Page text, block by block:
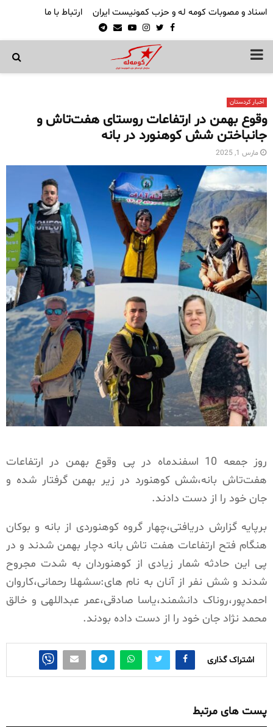
اسناد و مصوبات کومه له و حزب کمونیست ایران ارتباط با ما
Facebook
Twitter
Instagram
Youtube
Email
Telegram
PRIMARY
اخبار کردستان
وقوع بهمن در ارتفاعات روستای هفت‌تاش و
جانباختن شش کوهنورد در بانه
مارس 1, 2025
روز جمعه 10 اسفندماه در پی وقوع بهمن در ارتفاعات
هفت‌تاش بانه،شش کوهنورد در زیر بهمن گرفتار شده و
جان خود را از دست دادند.
برپایه گزارش دریافتی،چهار گروه کوهنوردی از بانه و بوکان
هنگام فتح ارتفاعات هفت تاش بانه دچار بهمن شدند و در
پی این حادثه شمار زیادی از کوهنوردان به شدت مجروح
شدند و شش نفر از آنان به نام های:سشهلا رحمانی،کاروان
احمدپور،روناک دانشمند،یاسا صادقی،عمر عبداللهی و خالق
محمد نژاد جان خود را از دست داده بودند.
اشتراک گذاری
پست های مرتبط